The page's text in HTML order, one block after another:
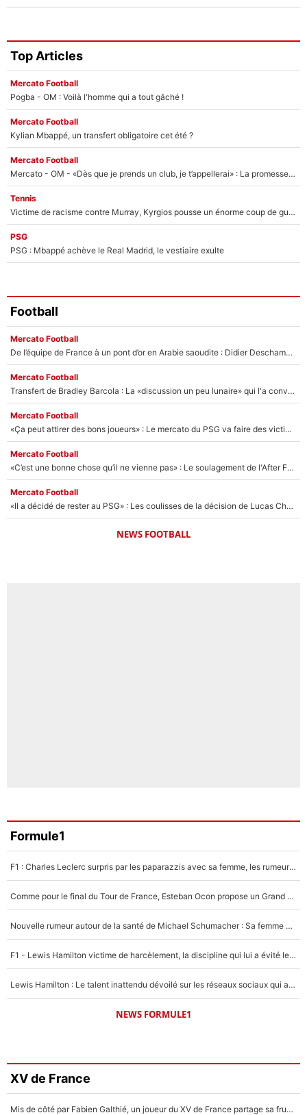
Top Articles
Mercato Football
Pogba - OM : Voilà l'homme qui a tout gâché !
Mercato Football
Kylian Mbappé, un transfert obligatoire cet été ?
Mercato Football
Mercato - OM - «Dès que je prends un club, je t’appellerai» : La promesse de Marcelino au moment de claquer la porte
Tennis
Victime de racisme contre Murray, Kyrgios pousse un énorme coup de gueule !
PSG
PSG : Mbappé achève le Real Madrid, le vestiaire exulte
Football
Mercato Football
De l’équipe de France à un pont d’or en Arabie saoudite : Didier Deschamps a donné sa réponse !
Mercato Football
Transfert de Bradley Barcola : La «discussion un peu lunaire» qui l'a convaincu de quitter le PSG, son entourage est pointé du doigt
Mercato Football
«Ça peut attirer des bons joueurs» : Le mercato du PSG va faire des victimes dans l'effectif de Luis Enrique ?
Mercato Football
«C’est une bonne chose qu’il ne vienne pas» : Le soulagement de l'After Foot après le transfert avorté de Yan Diomandé au PSG
Mercato Football
«Il a décidé de rester au PSG» : Les coulisses de la décision de Lucas Chevalier pour son transfert
NEWS FOOTBALL
Formule1
F1 : Charles Leclerc surpris par les paparazzis avec sa femme, les rumeurs étaient vraies !
Comme pour le final du Tour de France, Esteban Ocon propose un Grand Prix de Formule 1 à Paris : «Autour de l’Arc de Triomphe, ce serait génial» !
Nouvelle rumeur autour de la santé de Michael Schumacher : Sa femme Corinna sort du silence
F1 - Lewis Hamilton victime de harcèlement, la discipline qui lui a évité le pire : «J'aurais probablement mal tourné»
Lewis Hamilton : Le talent inattendu dévoilé sur les réseaux sociaux qui a impressionné Kim Kardashian pendant leurs vacances en amoureux !
NEWS FORMULE1
XV de France
Mis de côté par Fabien Galthié, un joueur du XV de France partage sa frustration : «ils ne me l’ont pas dit tout de suite»